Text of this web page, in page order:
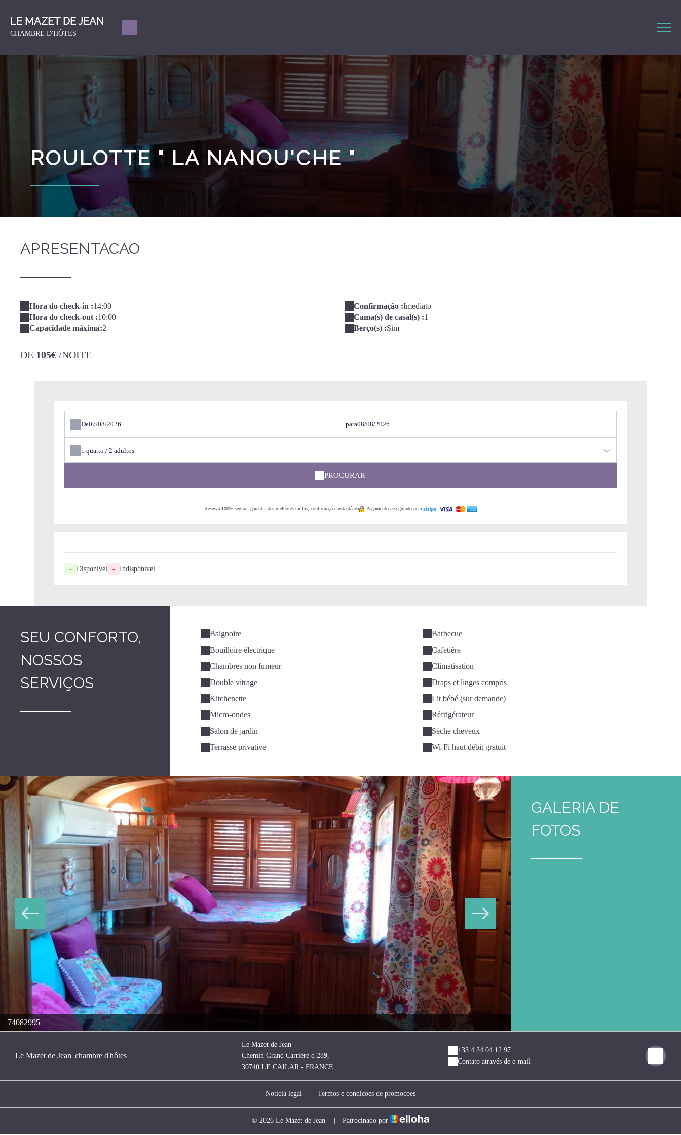
LE MAZET DE JEAN
CHAMBRE D'HÔTES
ROULOTTE " LA NANOU'CHE "
APRESENTACAO
Hora do check-in :14:00
Hora do check-out :10:00
Capacidade máxima:2
Confirmação :Imediato
Cama(s) de casal(s) :1
Berço(s) :Sim
DE 105€ /NOITE
De para
1quarto /2adultos
PROCURAR
Reserva 100% segura, garantia das melhores tarifas, confirmação instantânea Pagamento assegurado pela
- Disponível - Indisponível
SEU CONFORTO,
NOSSOS
SERVIÇOS
Baignoire
Barbecue
Bouilloire électrique
Cafetière
Chambres non fumeur
Climatisation
Double vitrage
Draps et linges compris
Kitchenette
Lit bébé (sur demande)
Micro-ondes
Réfrigérateur
Salon de jardin
Sèche cheveux
Terrasse privative
Wi-Fi haut débit gratuit
GALERIA DE
FOTOS
74082995
Le Mazet de Jean chambre d'hôtes
Le Mazet de Jean
Chemin Grand Carrière d 289,
30740 LE CAILAR - FRANCE
+33 4 34 04 12 97
Contato através de e-mail
Noticia legal Termos e condicoes de promocoes
© 2026 Le Mazet de Jean Patrocinado por